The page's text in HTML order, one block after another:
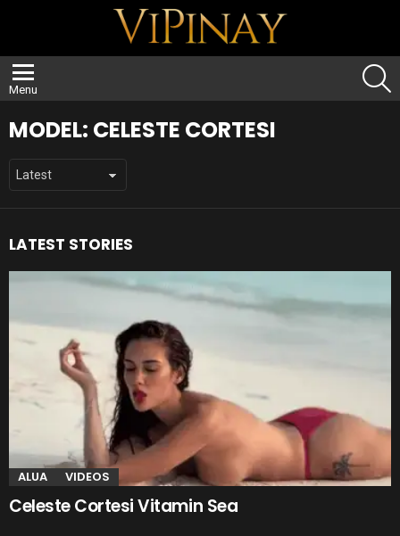
Menu
MODEL: CELESTE CORTESI
LATEST STORIES
ALUA VIDEOS
Celeste Cortesi Vitamin Sea